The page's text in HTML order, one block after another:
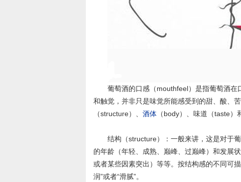
葡萄酒的口感（mouthfeel）是指葡萄酒
和触觉，并非只是味觉所能感受到的甜、酸、
（structure）、 酒体 （body）、味道（taste）
结构（structure）：一般来讲，这是对于
的年龄（年轻、成熟、巅峰、过巅峰）和发展
或者某些因素突出）等等。按结构感的不同可描
润”或者“滑腻”。